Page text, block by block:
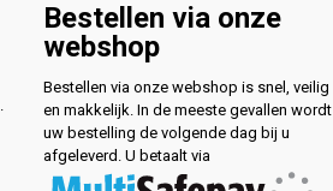
Bestellen via onze
webshop
Bestellen via onze webshop is snel, veilig
en makkelijk. In de meeste gevallen wordt
uw bestelling de volgende dag bij u
afgeleverd. U betaalt via